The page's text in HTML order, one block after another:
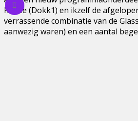
Kunze (Dokk1) en ikzelf de
verrassende combinatie van de
aanwezig waren) en een aantal